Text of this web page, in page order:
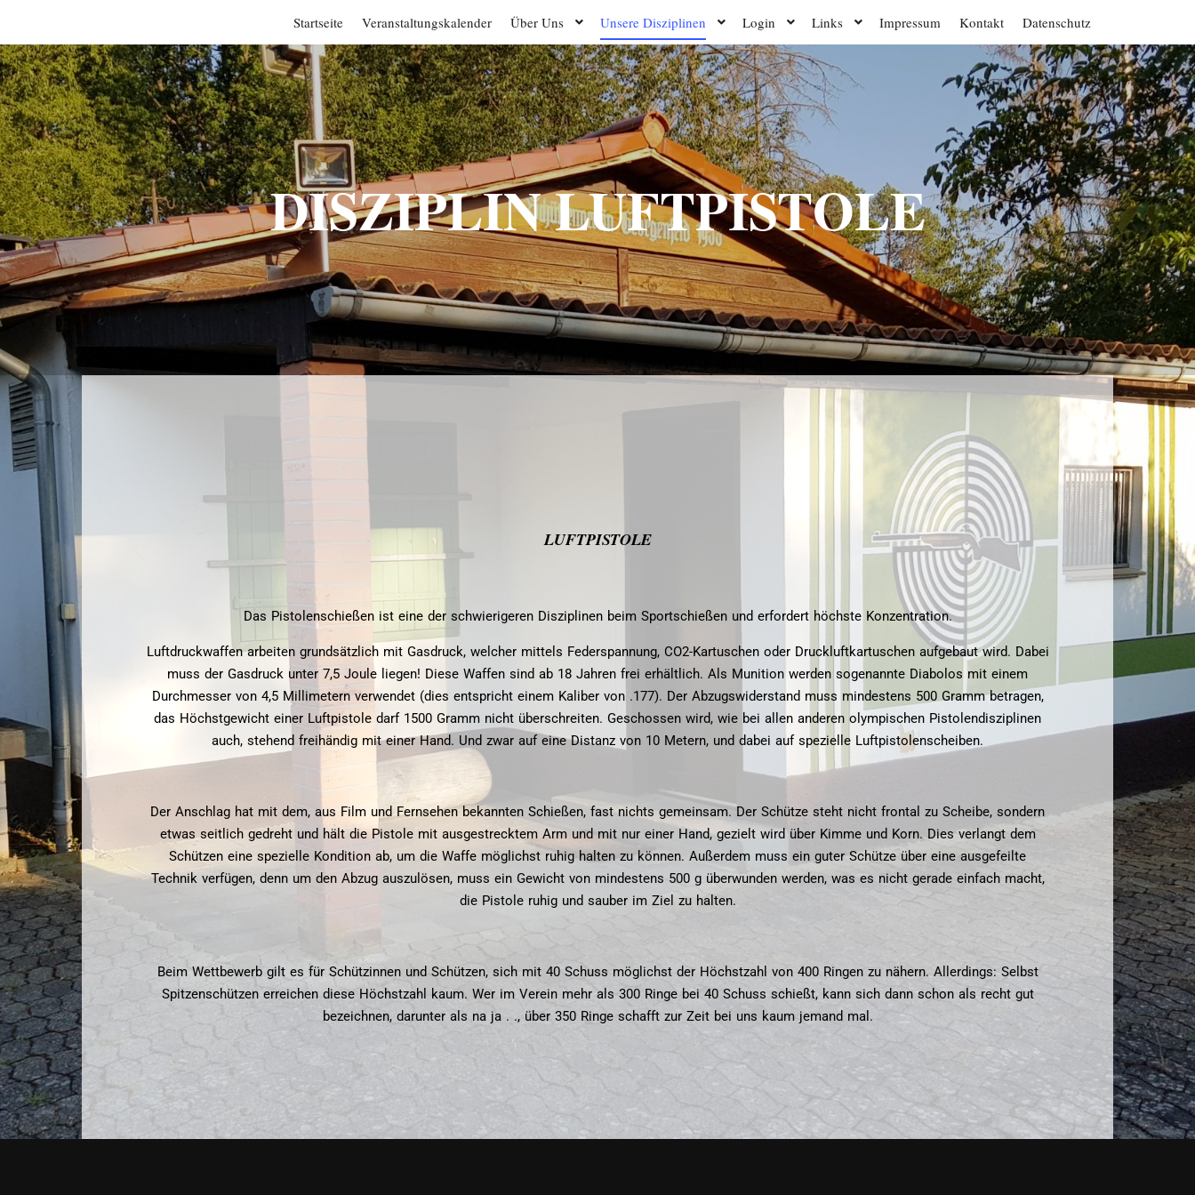
Startseite Veranstaltungskalender Über Uns Unsere Disziplinen Login Links Impressum Kontakt Datenschutz
DISZIPLIN LUFTPISTOLE
LUFTPISTOLE
Das Pistolenschießen ist eine der schwierigeren Disziplinen beim Sportschießen und erfordert höchste Konzentration.
Luftdruckwaffen arbeiten grundsätzlich mit Gasdruck, welcher mittels Federspannung, CO2-Kartuschen oder Druckluftkartuschen aufgebaut wird. Dabei
muss der Gasdruck unter 7,5 Joule liegen! Diese Waffen sind ab 18 Jahren frei erhältlich. Als Munition werden sogenannte Diabolos mit einem
Durchmesser von 4,5 Millimetern verwendet (dies entspricht einem Kaliber von .177). Der Abzugswiderstand muss mindestens 500 Gramm betragen,
das Höchstgewicht einer Luftpistole darf 1500 Gramm nicht überschreiten. Geschossen wird, wie bei allen anderen olympischen Pistolendisziplinen
auch, stehend freihändig mit einer Hand. Und zwar auf eine Distanz von 10 Metern, und dabei auf spezielle Luftpistolenscheiben.
Der Anschlag hat mit dem, aus Film und Fernsehen bekannten Schießen, fast nichts gemeinsam. Der Schütze steht nicht frontal zu Scheibe, sondern
etwas seitlich gedreht und hält die Pistole mit ausgestrecktem Arm und mit nur einer Hand, gezielt wird über Kimme und Korn. Dies verlangt dem
Schützen eine spezielle Kondition ab, um die Waffe möglichst ruhig halten zu können. Außerdem muss ein guter Schütze über eine ausgefeilte
Technik verfügen, denn um den Abzug auszulösen, muss ein Gewicht von mindestens 500 g überwunden werden, was es nicht gerade einfach macht,
die Pistole ruhig und sauber im Ziel zu halten.
Beim Wettbewerb gilt es für Schützinnen und Schützen, sich mit 40 Schuss möglichst der Höchstzahl von 400 Ringen zu nähern. Allerdings: Selbst
Spitzenschützen erreichen diese Höchstzahl kaum. Wer im Verein mehr als 300 Ringe bei 40 Schuss schießt, kann sich dann schon als recht gut
bezeichnen, darunter als na ja . ., über 350 Ringe schafft zur Zeit bei uns kaum jemand mal.